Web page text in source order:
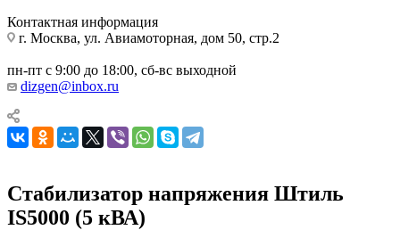
Контактная информация
г. Москва, ул. Авиамоторная, дом 50, стр.2
пн-пт с 9:00 до 18:00, сб-вс выходной
dizgen@inbox.ru
Стабилизатор напряжения Штиль
IS5000 (5 кВА)